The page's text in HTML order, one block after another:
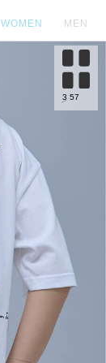
WOMEN MEN
3 57